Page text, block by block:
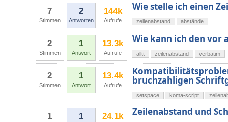
7
Stimmen
2
Antworten
144k
Aufrufe
Wie stelle ich einen
zeilenabstand abstände
2
Stimmen
1
Antwort
13.3k
Aufrufe
Wie kann ich den vor
alltt zeilenabstand verbatim
2
Stimmen
1
Antwort
13.4k
Aufrufe bruchzahligen
setspace koma-script
1 1 24.1k Zeilenabstand und